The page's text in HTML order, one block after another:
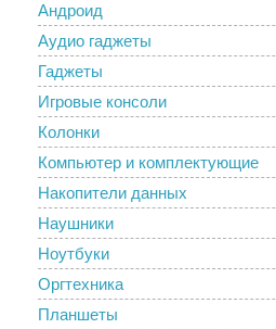
Андроид
Аудио гаджеты
Гаджеты
Игровые консоли
Колонки
Компьютер и комплектующие
Накопители данных
Наушники
Ноутбуки
Оргтехника
Планшеты